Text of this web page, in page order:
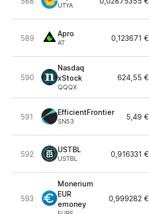
UTYA
589
Apro
AT
0,123671 €
590
Nasdaq
xStock
QQQX
624,55 €
591
EfficientFrontier
SN53
5,49 €
592
USTBL
USTBL
0,916331 €
593
Monerium
EUR
emoney
0,999282 €